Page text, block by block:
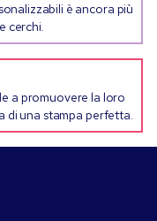
è ancora più
cerchi.
a promuovere la loro
di una stampa perfetta.